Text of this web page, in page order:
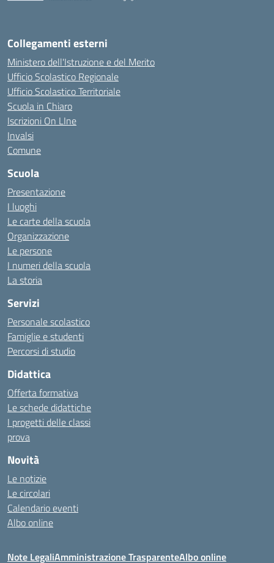
Collegamenti esterni
Ministero dell'Istruzione e del Merito
Ufficio Scolastico Regionale
Ufficio Scolastico Territoriale
Scuola in Chiaro
Iscrizioni On LIne
Invalsi
Comune
Scuola
Presentazione
I luoghi
Le carte della scuola
Organizzazione
Le persone
I numeri della scuola
La storia
Servizi
Personale scolastico
Famiglie e studenti
Percorsi di studio
Didattica
Offerta formativa
Le schede didattiche
I progetti delle classi
prova
Novità
Le notizie
Le circolari
Calendario eventi
Albo online
Note LegaliAmministrazione TrasparenteAlbo online